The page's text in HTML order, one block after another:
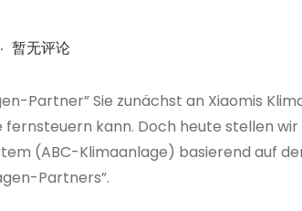
. 暂无评论
Partner” Sie zunächst an Xiaomis
kann. Doch heute stellen
(ABC-Klimaanlage) basierend auf
Partners”.